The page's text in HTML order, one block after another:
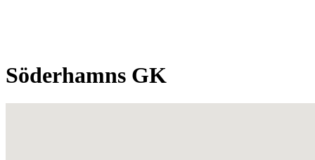
Söderhamns GK